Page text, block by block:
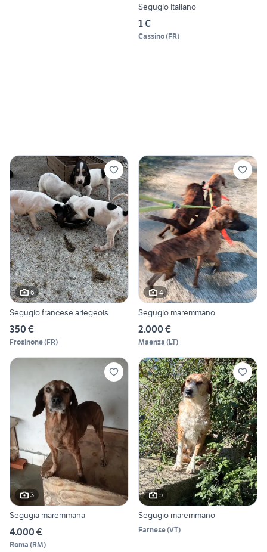
Segugio italiano
1 €
Cassino(FR)
6
Segugio francese ariegeois
350 €
Frosinone(FR)
4
Segugio maremmano
2.000 €
Maenza (LT)
3
Segugia maremmana
4.000 €
Roma (RM)
5
Segugio maremmano
Farnese(VT)